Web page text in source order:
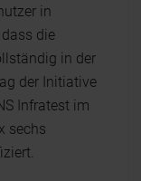
in
die
in der
der Initiative
Infratest im
sechs